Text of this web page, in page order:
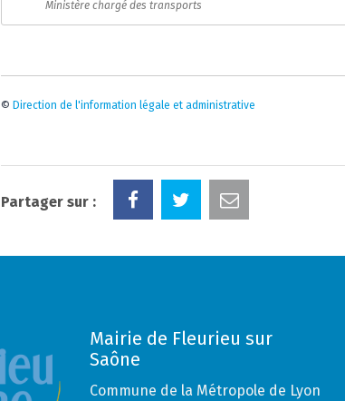
Ministère chargé des transports
© Direction de l'information légale et administrative
Partager sur :
Mairie de Fleurieu sur
Saône
Commune de la Métropole de Lyon